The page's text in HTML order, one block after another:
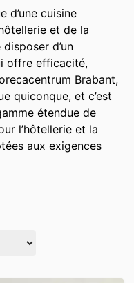
d’une cuisine
et de la
d’un
offre efficacité,
Brabant,
quiconque, et c’est
étendue de
l’hôtellerie et la
aux exigences